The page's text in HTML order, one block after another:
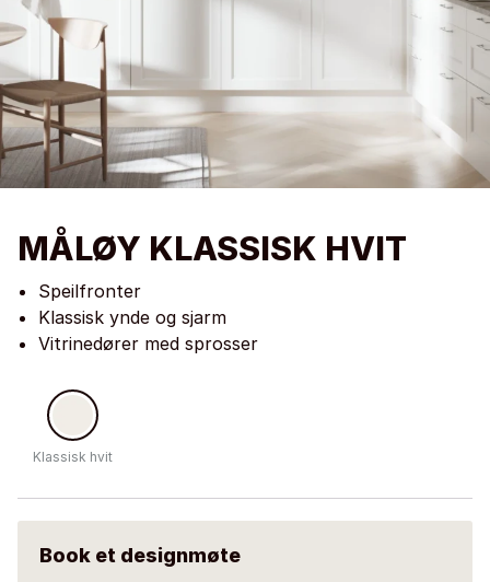
MÅLØY KLASSISK HVIT
Speilfronter
Klassisk ynde og sjarm
Vitrinedører med sprosser
Klassisk hvit
Book et designmøte